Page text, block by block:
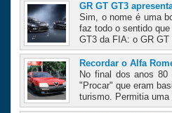
GR GT GT3
Sim, o nome é uma
faz todo o sentido
GT3 da FIA: o GR
Recordar o Alfa
No final dos anos 80
"Procar" que eram
turismo. Permitia